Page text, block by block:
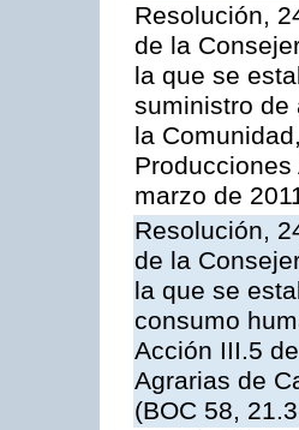
Resolución,
de la
la que se
suministro de
la
marzo de
Resolución,
de la
la que se
consumo
Acción III.5
Agrarias de
(BOC 58,